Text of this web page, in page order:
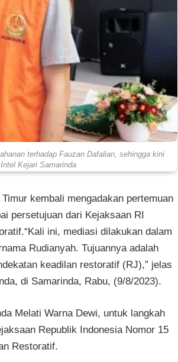
terhadap Fauzan Dafalian, sehingga kini
Kejari Samarinda
kembali mengadakan pertemuan
persetujuan dari Kejaksaan RI
“Kali ini, mediasi dilakukan dalam
Rudianyah. Tujuannya adalah
keadilan restoratif (RJ),” jelas
di Samarinda, Rabu, (9/8/2023).
Melati Warna Dewi, untuk langkah
Republik Indonesia Nomor 15
Restoratif.